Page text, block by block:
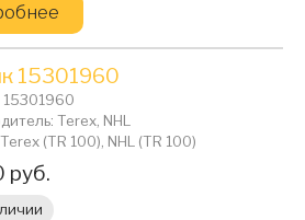
15301960
15301960
Terex, NHL
(TR 100), NHL (TR 100)
руб.